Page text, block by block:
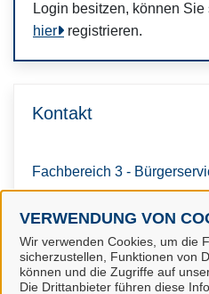
VERWENDUNG VON
Wir verwenden Cookies, um die
sicherzustellen, Funktionen von
können und die Zugriffe auf
Die Drittanbieter führen diese
Login besitzen, können
hier
registrieren.
Kontakt
Fachbereich 3 -